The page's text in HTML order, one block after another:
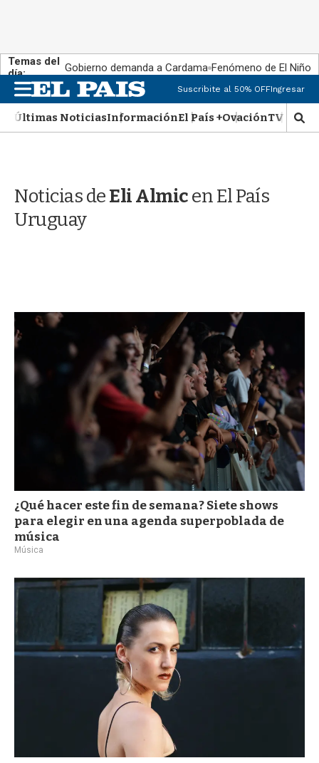
Temas del
día:
Gobierno demanda a Cardama Fenómeno de El Niño
M
e
n
u
Suscribite al 50% OFFIngresar
Últimas NoticiasInformaciónEl País +OvaciónTV Show
M
o
d
Noticias deEli Almicen El País
Uruguay
¿Qué hacer este fin de semana? Siete shows
para elegir en una agenda superpoblada de
música
Música